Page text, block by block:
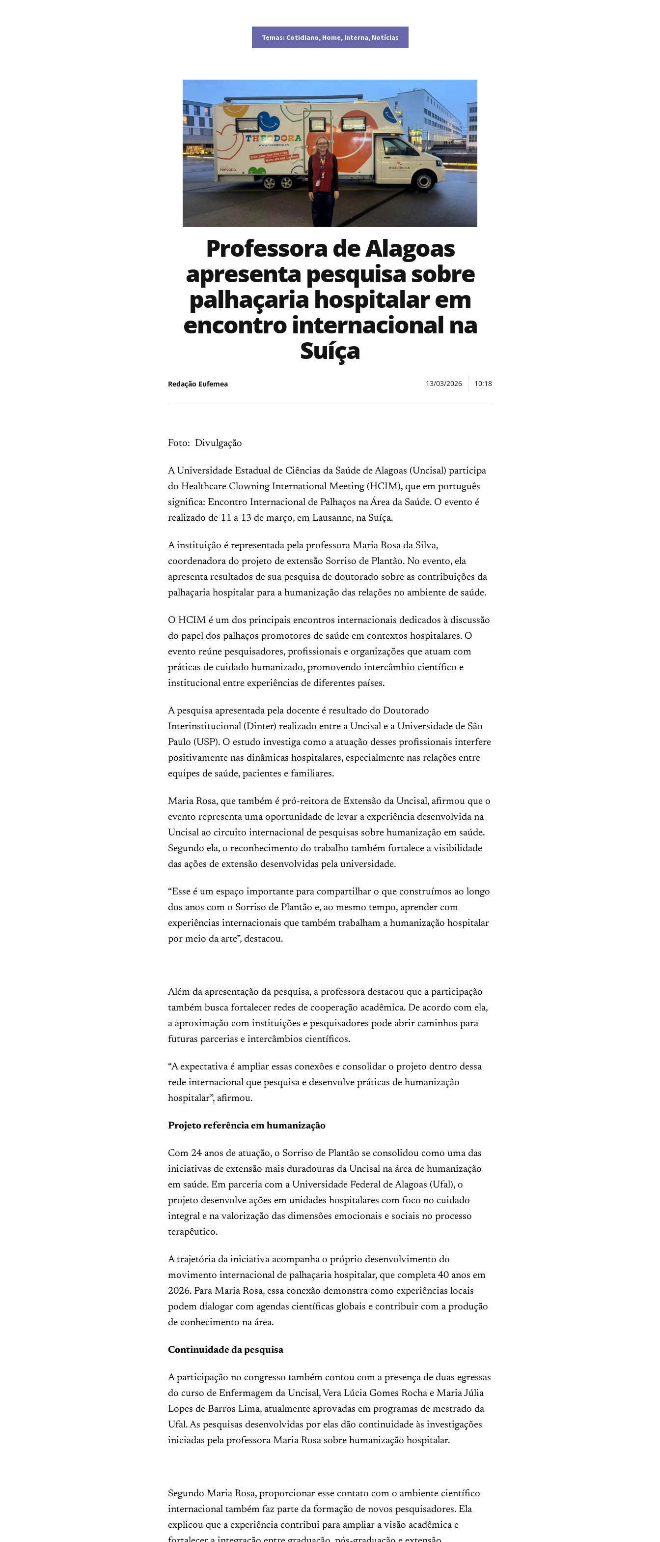
Temas: Cotidiano, Home, Interna, Notícias
Professora de Alagoas
apresenta pesquisa sobre
palhaçaria hospitalar em
encontro internacional na
Suíça
Redação Eufemea 13/03/2026 10:18
Foto: Divulgação
A Universidade Estadual de Ciências da Saúde de Alagoas (Uncisal) participa
do Healthcare Clowning International Meeting (HCIM), que em português
significa: Encontro Internacional de Palhaços na Área da Saúde. O evento é
realizado de 11 a 13 de março, em Lausanne, na Suíça.
A instituição é representada pela professora Maria Rosa da Silva,
coordenadora do projeto de extensão Sorriso de Plantão. No evento, ela
apresenta resultados de sua pesquisa de doutorado sobre as contribuições da
palhaçaria hospitalar para a humanização das relações no ambiente de saúde.
O HCIM é um dos principais encontros internacionais dedicados à discussão
do papel dos palhaços promotores de saúde em contextos hospitalares. O
evento reúne pesquisadores, profissionais e organizações que atuam com
práticas de cuidado humanizado, promovendo intercâmbio científico e
institucional entre experiências de diferentes países.
A pesquisa apresentada pela docente é resultado do Doutorado
Interinstitucional (Dinter) realizado entre a Uncisal e a Universidade de São
Paulo (USP). O estudo investiga como a atuação desses profissionais interfere
positivamente nas dinâmicas hospitalares, especialmente nas relações entre
equipes de saúde, pacientes e familiares.
Maria Rosa, que também é pró-reitora de Extensão da Uncisal, afirmou que o
evento representa uma oportunidade de levar a experiência desenvolvida na
Uncisal ao circuito internacional de pesquisas sobre humanização em saúde.
Segundo ela, o reconhecimento do trabalho também fortalece a visibilidade
das ações de extensão desenvolvidas pela universidade.
“Esse é um espaço importante para compartilhar o que construímos ao longo
dos anos com o Sorriso de Plantão e, ao mesmo tempo, aprender com
experiências internacionais que também trabalham a humanização hospitalar
por meio da arte”, destacou.
Além da apresentação da pesquisa, a professora destacou que a participação
também busca fortalecer redes de cooperação acadêmica. De acordo com ela,
a aproximação com instituições e pesquisadores pode abrir caminhos para
futuras parcerias e intercâmbios científicos.
“A expectativa é ampliar essas conexões e consolidar o projeto dentro dessa
rede internacional que pesquisa e desenvolve práticas de humanização
hospitalar”, afirmou.
Projeto referência em humanização
Com 24 anos de atuação, o Sorriso de Plantão se consolidou como uma das
iniciativas de extensão mais duradouras da Uncisal na área de humanização
em saúde. Em parceria com a Universidade Federal de Alagoas (Ufal), o
projeto desenvolve ações em unidades hospitalares com foco no cuidado
integral e na valorização das dimensões emocionais e sociais no processo
terapêutico.
A trajetória da iniciativa acompanha o próprio desenvolvimento do
movimento internacional de palhaçaria hospitalar, que completa 40 anos em
2026. Para Maria Rosa, essa conexão demonstra como experiências locais
podem dialogar com agendas científicas globais e contribuir com a produção
de conhecimento na área.
Continuidade da pesquisa
A participação no congresso também contou com a presença de duas egressas
do curso de Enfermagem da Uncisal, Vera Lúcia Gomes Rocha e Maria Júlia
Lopes de Barros Lima, atualmente aprovadas em programas de mestrado da
Ufal. As pesquisas desenvolvidas por elas dão continuidade às investigações
iniciadas pela professora Maria Rosa sobre humanização hospitalar.
Segundo Maria Rosa, proporcionar esse contato com o ambiente científico
internacional também faz parte da formação de novos pesquisadores. Ela
explicou que a experiência contribui para ampliar a visão acadêmica e